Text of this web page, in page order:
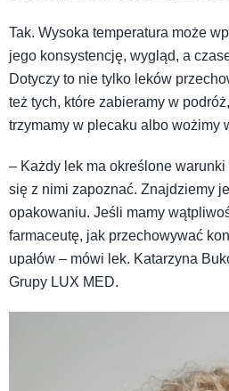
Tak. Wysoka temperatura może
jego konsystencję, wygląd, a
Dotyczy to nie tylko leków
też tych, które zabieramy w
trzymamy w plecaku albo wożimy
– Każdy lek ma określone
się z nimi zapoznać. Znajdziemy
opakowaniu. Jeśli mamy
farmaceutę, jak przechowywać
upałów – mówi lek. Katarzyna
Grupy LUX MED.